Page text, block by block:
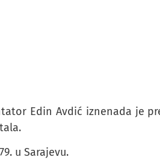
Edin Avdić iznenada je
u Sarajevu.